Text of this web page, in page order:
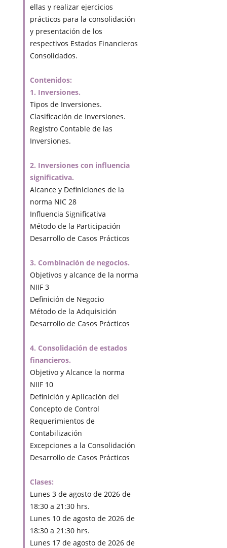
ellas y realizar ejercicios
prácticos para la consolidación
y presentación de los
respectivos Estados Financieros
Consolidados.
Contenidos:
1. Inversiones.
Tipos de Inversiones.
Clasificación de Inversiones.
Registro Contable de las
Inversiones.
2. Inversiones con influencia
significativa.
Alcance y Definiciones de la
norma NIC 28
Influencia Significativa
Método de la Participación
Desarrollo de Casos Prácticos
3. Combinación de negocios.
Objetivos y alcance de la norma
NIIF 3
Definición de Negocio
Método de la Adquisición
Desarrollo de Casos Prácticos
4. Consolidación de estados
financieros.
Objetivo y Alcance la norma
NIIF 10
Definición y Aplicación del
Concepto de Control
Requerimientos de
Contabilización
Excepciones a la Consolidación
Desarrollo de Casos Prácticos
Clases:
Lunes 3 de agosto de 2026 de
18:30 a 21:30 hrs.
Lunes 10 de agosto de 2026 de
18:30 a 21:30 hrs.
Lunes 17 de agosto de 2026 de